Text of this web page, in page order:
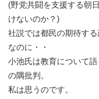
(野党共闘を支援する朝
けないのか？)
社説では都民の期待す
なのに・・
小池氏は教育について
の隅批判。
私は思うのです。